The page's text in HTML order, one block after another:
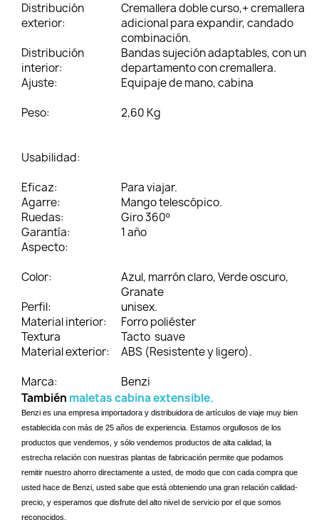
Distribución
exterior:
Cremallera doble curso,+ cremallera
adicional para expandir, candado
combinación.
Distribución
interior:
Bandas sujeción adaptables, con un
departamento con cremallera.
Ajuste:
Equipaje de mano, cabina
Peso:
2,60 Kg
Usabilidad:
Eficaz:
Para viajar.
Agarre:
Mango telescópico.
Ruedas:
Giro 360º
Garantía:
1 año
Aspecto:
Color:
Azul, marrón claro, Verde oscuro,
Granate
Perfil:
unisex.
Material interior:
Forro poliéster
Textura
Tacto suave
Material exterior:
ABS (Resistente y ligero).
Marca:
Benzi
También maletas cabina extensible.
Benzi es una empresa importadora y distribuidora de artículos de viaje muy bien
establecida con más de 25 años de experiencia. Estamos orgullosos de los
productos que vendemos, y sólo vendemos productos de alta calidad, la
estrecha relación con nuestras plantas de fabricación permite que podamos
remitir nuestro ahorro directamente a usted, de modo que con cada compra que
usted hace de Benzi, usted sabe que está obteniendo una gran relación calidad-
precio, y esperamos que disfrute del alto nivel de servicio por el que somos
reconocidos.